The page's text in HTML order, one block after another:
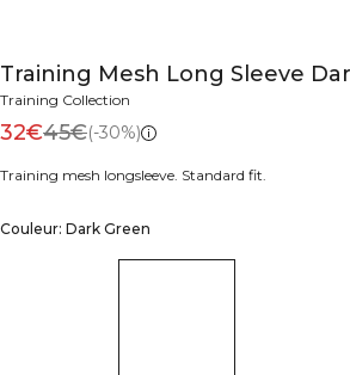
Training Mesh Long Sleeve
Training Collection
32€45€(-30%)
Training mesh longsleeve. Standard fit.
Couleur: Dark Green